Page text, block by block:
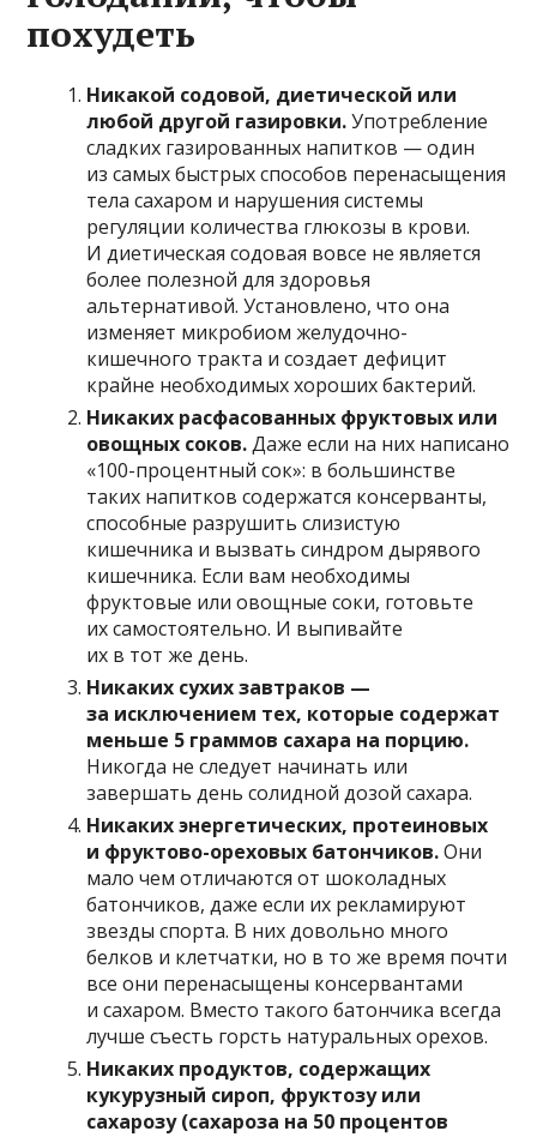
похудеть
Никакой содовой, диетической или
любой другой газировки.Употребление
сладких газированных напитков — один
из самых быстрых способов перенасыщения
тела сахаром и нарушения системы
регуляции количества глюкозы в крови.
И диетическая содовая вовсе не является
более полезной для здоровья
альтернативой. Установлено, что она
изменяет микробиом желудочно-
кишечного тракта и создает дефицит
крайне необходимых хороших бактерий.
Никаких расфасованных фруктовых или
овощных соков.Даже если на них написано
«100-процентный сок»: в большинстве
таких напитков содержатся консерванты,
способные разрушить слизистую
кишечника и вызвать синдром дырявого
кишечника. Если вам необходимы
фруктовые или овощные соки, готовьте
их самостоятельно. И выпивайте
их в тот же день.
Никаких сухих завтраков —
за исключением тех, которые содержат
меньше 5 граммов сахара на порцию.
Никогда не следует начинать или
завершать день солидной дозой сахара.
Никаких энергетических, протеиновых
и фруктово-ореховых батончиков.Они
мало чем отличаются от шоколадных
батончиков, даже если их рекламируют
звезды спорта. В них довольно много
белков и клетчатки, но в то же время почти
все они перенасыщены консервантами
и сахаром. Вместо такого батончика всегда
лучше съесть горсть натуральных орехов.
Никаких продуктов, содержащих
кукурузный сироп, фруктозу или
сахарозу (сахароза на 50 процентов